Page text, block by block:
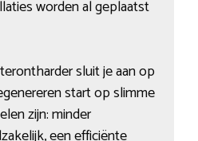
worden al geplaatst
sluit je aan op
start op slimme
zijn: minder